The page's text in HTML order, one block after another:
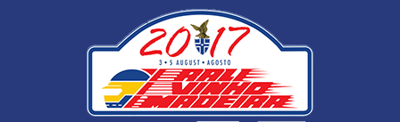
Passar para o conteúdo principal